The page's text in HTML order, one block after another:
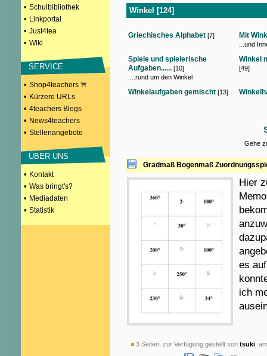
• Schulbibliothek
• Linkportal
• Just4tea
• Wiki
SERVICE
• Shop4teachers
• Kürzere URLs
• 4teachers Blogs
• News4teachers
• Stellenangebote
ÜBER UNS
• Kontakt
• Was bringt's?
• Mediadaten
• Statistik
Winkel [124]
Griechisches Alphabet [7] Mit
...und
Spiele und spielerische
Aufgaben...... [10]
....rund um den Winkel
Winkel
[49]
Winkelaufgaben gemischt [13]
Gehe
Gradmaß Bogenmaß
Hier
es
ich
3 Seiten, zur Verfügung gestellt von tsuki